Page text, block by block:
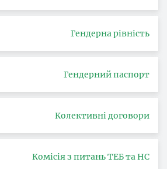
Гендерна рівність
Гендерний паспорт
Колективні договори
Комісія з питань ТЕБ та НС